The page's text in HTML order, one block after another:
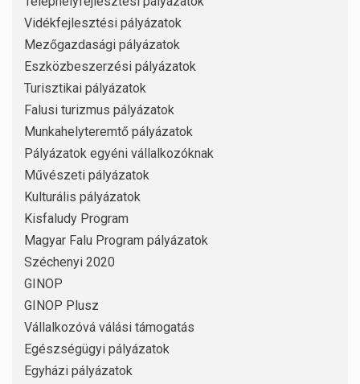
Vidékfejlesztési pályázatok
Mezőgazdasági pályázatok
Eszközbeszerzési pályázatok
Turisztikai pályázatok
Falusi turizmus pályázatok
Munkahelyteremtő pályázatok
Pályázatok egyéni vállalkozóknak
Művészeti pályázatok
Kulturális pályázatok
Kisfaludy Program
Magyar Falu Program pályázatok
Széchenyi 2020
GINOP
GINOP Plusz
Vállalkozóvá válási támogatás
Egészségügyi pályázatok
Egyházi pályázatok